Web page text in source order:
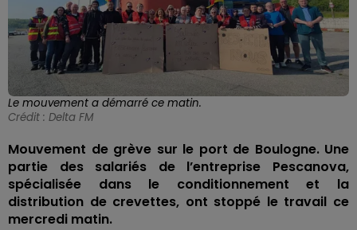
Le mouvement a démarré ce matin.
Crédit : Delta FM
Mouvement de grève sur le port de Boulogne. Une
partie des salariés de l’entreprise Pescanova,
spécialisée dans le conditionnement et la
distribution de crevettes, ont stoppé le travail ce
mercredi matin.